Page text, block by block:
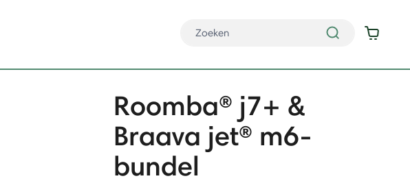
Roomba® j7+ &
Braava jet® m6-
bundel